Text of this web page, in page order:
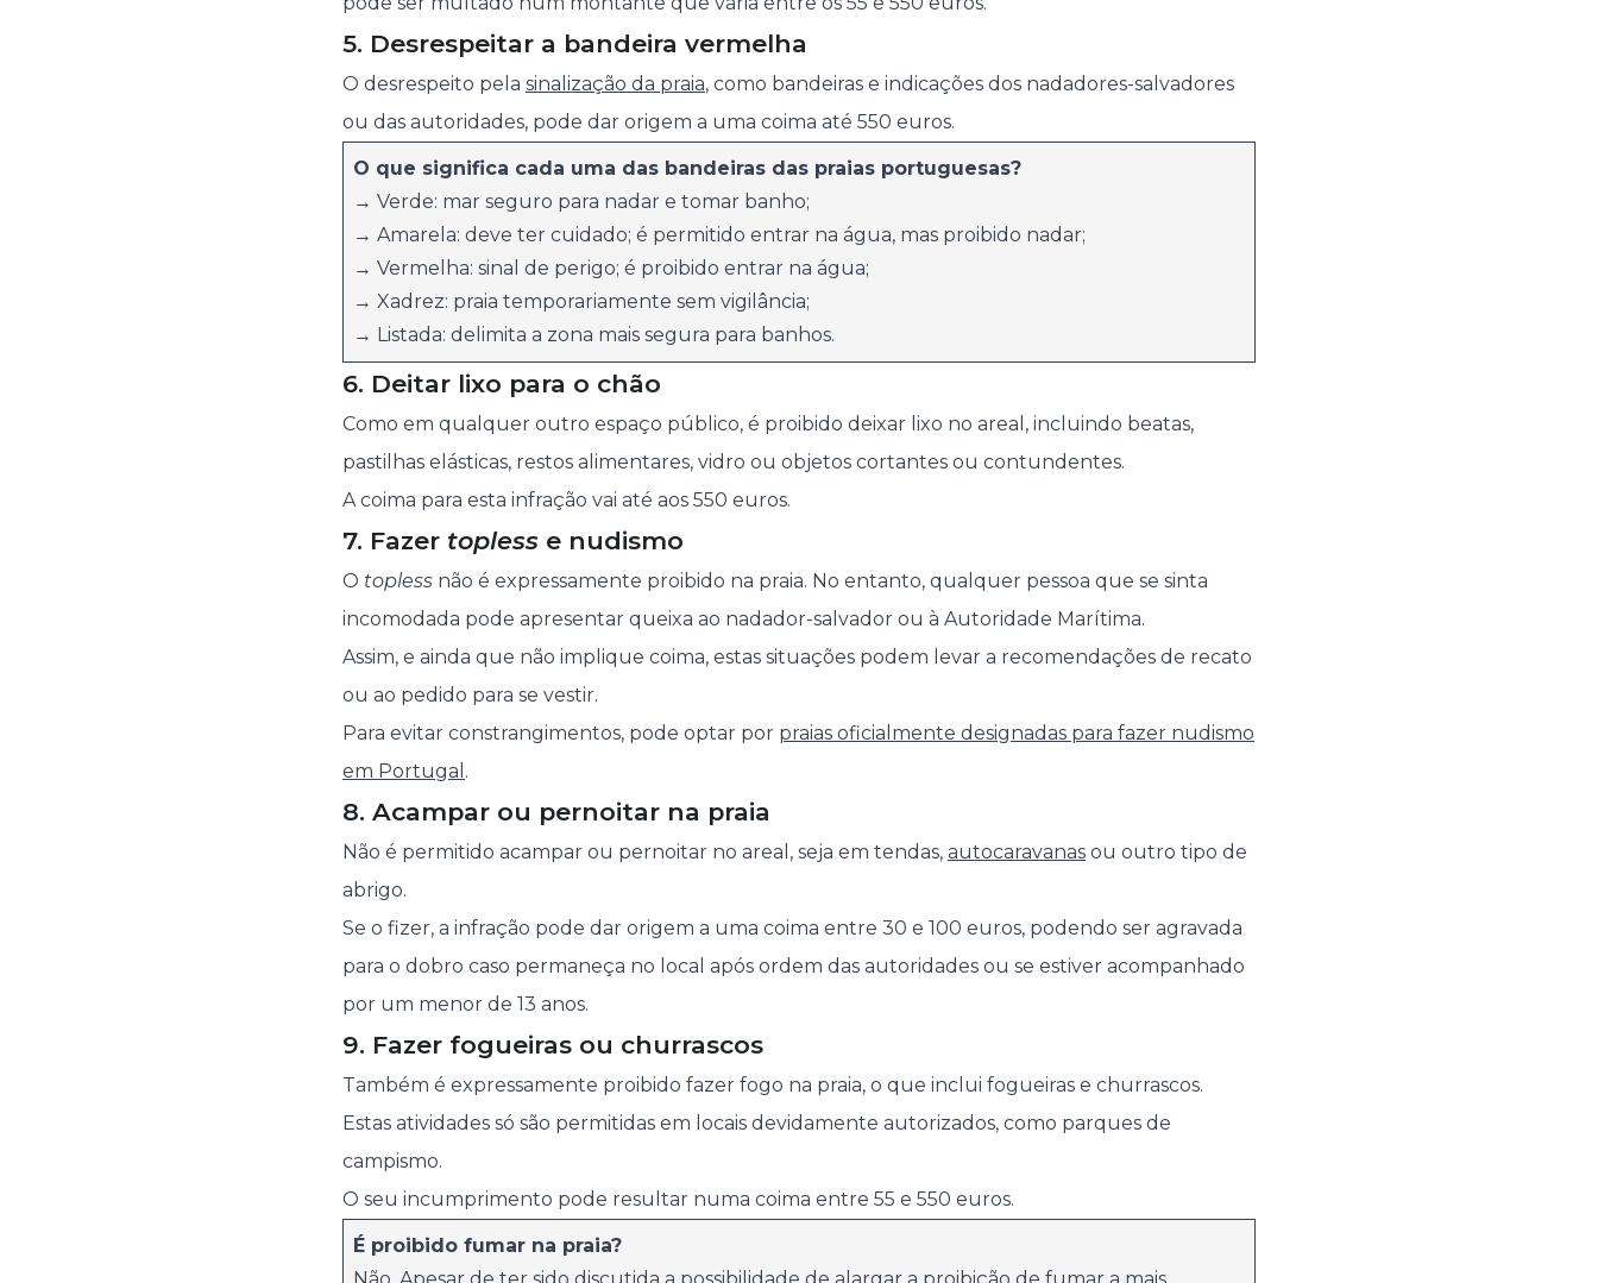
5. Desrespeitar a bandeira vermelha
O desrespeito pela sinalização da praia, como bandeiras e indicações dos nadadores-salvadores
ou das autoridades, pode dar origem a uma coima até 550 euros.
O que significa cada uma das bandeiras das praias portuguesas?
→ Verde: mar seguro para nadar e tomar banho;
→ Amarela: deve ter cuidado; é permitido entrar na água, mas proibido nadar;
→ Vermelha: sinal de perigo; é proibido entrar na água;
→ Xadrez: praia temporariamente sem vigilância;
→ Listada: delimita a zona mais segura para banhos.
6. Deitar lixo para o chão
Como em qualquer outro espaço público, é proibido deixar lixo no areal, incluindo beatas,
pastilhas elásticas, restos alimentares, vidro ou objetos cortantes ou contundentes.
A coima para esta infração vai até aos 550 euros.
7. Fazer topless e nudismo
O topless não é expressamente proibido na praia. No entanto, qualquer pessoa que se sinta
incomodada pode apresentar queixa ao nadador-salvador ou à Autoridade Marítima.
Assim, e ainda que não implique coima, estas situações podem levar a recomendações de recato
ou ao pedido para se vestir.
Para evitar constrangimentos, pode optar por praias oficialmente designadas para fazer nudismo
em Portugal .
8. Acampar ou pernoitar na praia
Não é permitido acampar ou pernoitar no areal, seja em tendas, autocaravanas ou outro tipo de
abrigo.
Se o fizer, a infração pode dar origem a uma coima entre 30 e 100 euros, podendo ser agravada
para o dobro caso permaneça no local após ordem das autoridades ou se estiver acompanhado
por um menor de 13 anos.
9. Fazer fogueiras ou churrascos
Também é expressamente proibido fazer fogo na praia, o que inclui fogueiras e churrascos.
Estas atividades só são permitidas em locais devidamente autorizados, como parques de
campismo.
O seu incumprimento pode resultar numa coima entre 55 e 550 euros.
É proibido fumar na praia?